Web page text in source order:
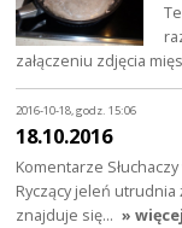
załączeniu zdjęcia
2016-10-18, godz. 15:06
18.10.2016
Komentarze
Ryczący jeleń
znajduje się… » więcej